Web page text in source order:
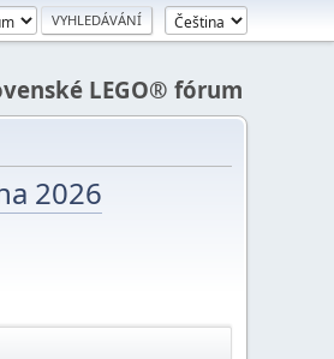
LEGO® fórum
2026